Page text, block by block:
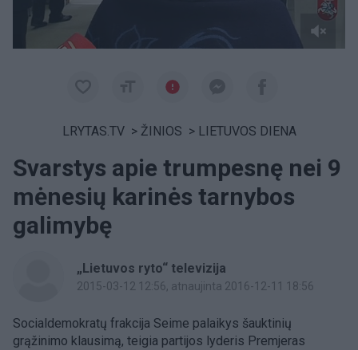
LRYTAS.TV > ŽINIOS > LIETUVOS DIENA
Svarstys apie trumpesnę nei 9
mėnesių karinės tarnybos
galimybę
„Lietuvos ryto“ televizija
2015-03-12 12:56, atnaujinta 2016-12-11 18:56
Socialdemokratų frakcija Seime palaikys šauktinių
grąžinimo klausimą, teigia partijos lyderis Premjeras